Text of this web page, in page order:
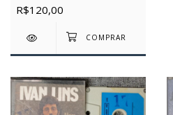
R$120,00